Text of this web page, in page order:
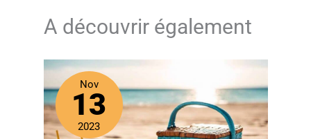
A découvrir également
Nov
13
2023